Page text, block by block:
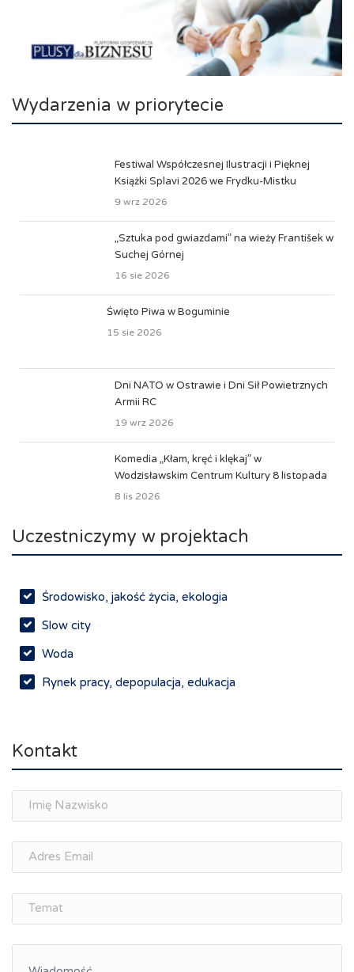
Wydarzenia w priorytecie
Festiwal Współczesnej Ilustracji i Pięknej
Książki Splavi 2026 we Frydku-Mistku
9 wrz 2026
„Sztuka pod gwiazdami” na wieży František w
Suchej Górnej
16 sie 2026
Święto Piwa w Boguminie
15 sie 2026
Dni NATO w Ostrawie i Dni Sił Powietrznych
Armii RC
19 wrz 2026
Komedia „Kłam, kręć i klękaj” w
Wodzisławskim Centrum Kultury 8 listopada
8 lis 2026
Uczestniczymy w projektach
Środowisko, jakość życia, ekologia
Slow city
Woda
Rynek pracy, depopulacja, edukacja
Networking
#kupujlokalnie
KOFER
ŚLĄSK.ONLINE
Kontakt